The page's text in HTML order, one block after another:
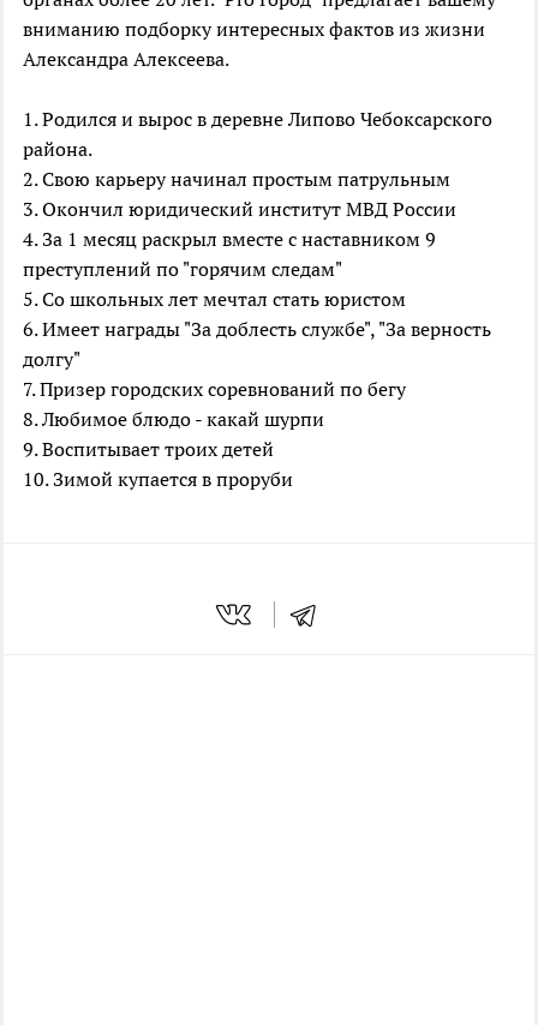
вниманию подборку интересных фактов из жизни
Александра Алексеева.
1. Родился и вырос в деревне Липово Чебоксарского
района.
2. Свою карьеру начинал простым патрульным
3. Окончил юридический институт МВД России
4. За 1 месяц раскрыл вместе с наставником 9
преступлений по "горячим следам"
5. Со школьных лет мечтал стать юристом
6. Имеет награды "За доблесть службе", "За верность
долгу"
7. Призер городских соревнований по бегу
8. Любимое блюдо - какай шурпи
9. Воспитывает троих детей
10. Зимой купается в проруби